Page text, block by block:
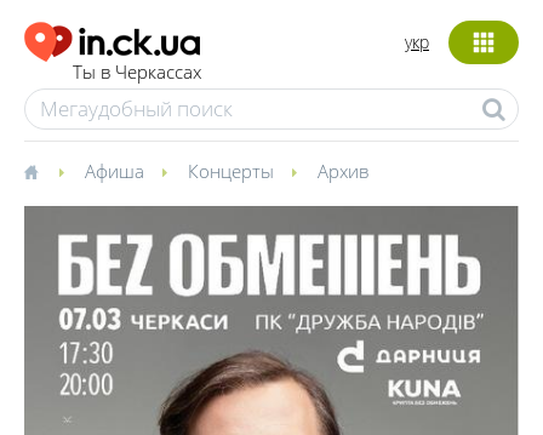
Ты в Черкассах
укр
Афиша Концерты Архив